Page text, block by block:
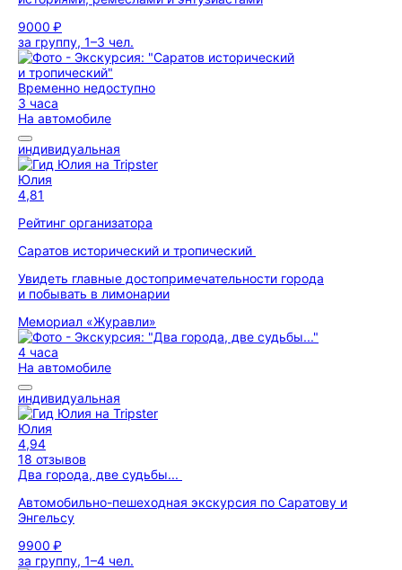
9000 ₽
за группу, 1–3 чел.
Временно недоступно
3 часа
На автомобиле
индивидуальная
Юлия
4,81
Рейтинг организатора
Саратов исторический и тропический
Увидеть главные достопримечательности города
и побывать в лимонарии
Мемориал «Журавли»
4 часа
На автомобиле
индивидуальная
Юлия
4,94
18 отзывов
Два города, две судьбы...
Автомобильно-пешеходная экскурсия по Саратову и
Энгельсу
9900 ₽
за группу, 1–4 чел.